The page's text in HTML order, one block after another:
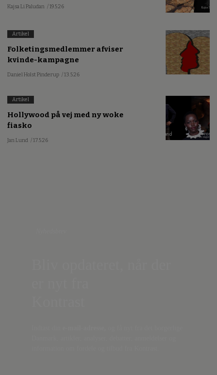
Kajsa Li Paludan / 19.5.26
Artikel
Folketingsmedlemmer afviser
kvinde-kampagne
Daniel Holst Pinderup / 13.5.26
Artikel
Hollywood på vej med ny woke
fiasko
Jan Lund / 17.5.26